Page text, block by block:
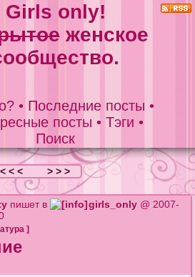
Girls only!
женское
• Последние посты •
посты • Тэги •
Поиск
< < < > > >
пишет в girls_only @ 2007-
]